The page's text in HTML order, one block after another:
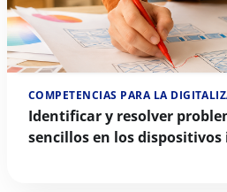
Identificar y resolver
sencillos en los